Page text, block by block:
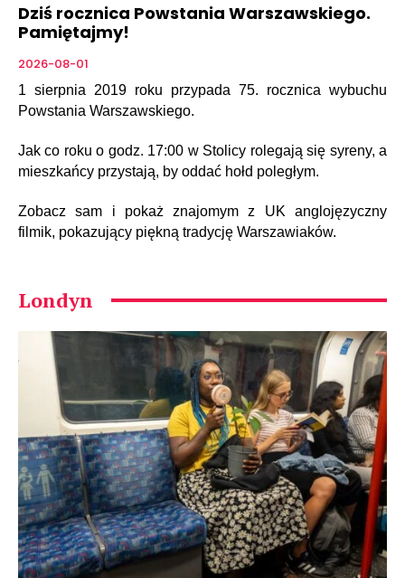
Dziś rocznica Powstania Warszawskiego.
Pamiętajmy!
2026-08-01
1 sierpnia 2019 roku przypada 75. rocznica wybuchu
Powstania Warszawskiego.
Jak co roku o godz. 17:00 w Stolicy rolegają się syreny, a
mieszkańcy przystają, by oddać hołd poległym.
Zobacz sam i pokaż znajomym z UK anglojęzyczny
filmik, pokazujący piękną tradycję Warszawiaków.
Londyn